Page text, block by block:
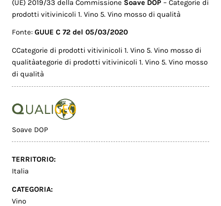
(UE) 2019/33 della Commissione Soave DOP – Categorie di
prodotti vitivinicoli 1. Vino 5. Vino mosso di qualità
Fonte:GUUE C 72 del 05/03/2020
CCategorie di prodotti vitivinicoli 1. Vino 5. Vino mosso di
qualitàategorie di prodotti vitivinicoli 1. Vino 5. Vino mosso
di qualità
Soave DOP
TERRITORIO:
Italia
CATEGORIA:
Vino